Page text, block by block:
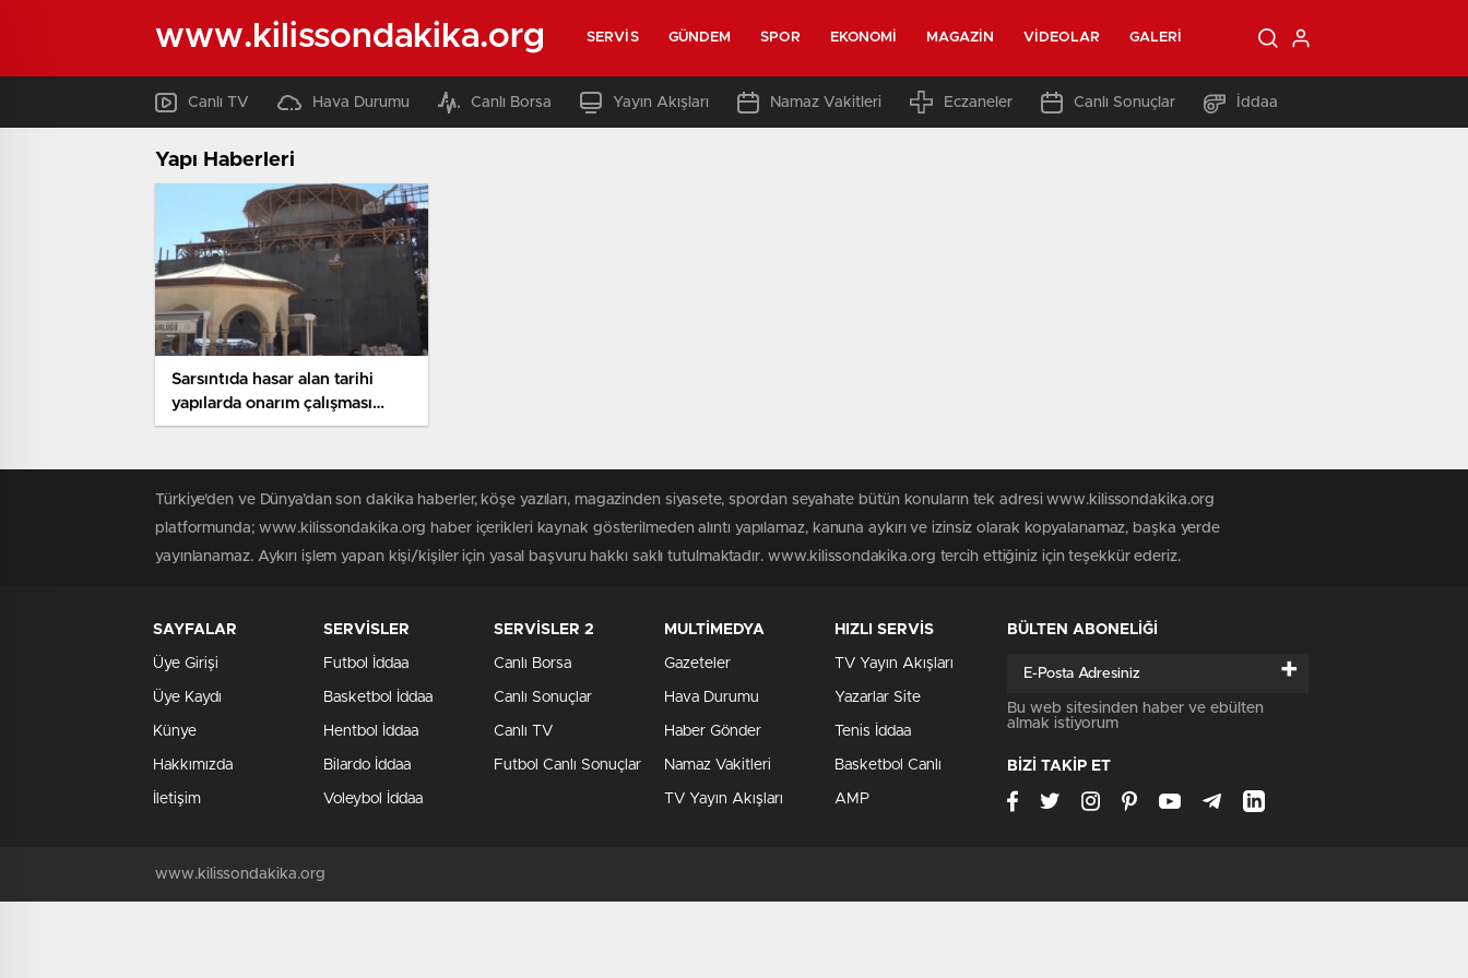
www.kilissondakika.org SERVIS GÜNDEM SPOR EKONOMI MAGAZIN VIDEOLAR GALERI
Canlı TV Hava Durumu Canlı Borsa Yayın Akışları Namaz Vakitleri Eczaneler Canlı Sonuçlar İddaa
Yapı Haberleri
Sarsıntıda hasar alan tarihi
yapılarda onarım çalışması
devam ediyor
Türkiye'den ve Dünya’dan son dakika haberler, köşe yazıları, magazinden siyasete, spordan seyahate bütün konuların tek adresi www.kilissondakika.org
platformunda; www.kilissondakika.org haber içerikleri kaynak gösterilmeden alıntı yapılamaz, kanuna aykırı ve izinsiz olarak kopyalanamaz, başka yerde
yayınlanamaz. Aykırı işlem yapan kişi/kişiler için yasal başvuru hakkı saklı tutulmaktadır. www.kilissondakika.org tercih ettiğiniz için teşekkür ederiz.
SAYFALAR
Üye Girişi
Üye Kaydı
Künye
Hakkımızda
İletişim
SERVİSLER
Futbol İddaa
Basketbol İddaa
Hentbol İddaa
Bilardo İddaa
Voleybol İddaa
SERVİSLER 2
Canlı Borsa
Canlı Sonuçlar
Canlı TV
Futbol Canlı Sonuçlar
MULTİMEDYA
Gazeteler
Hava Durumu
Haber Gönder
Namaz Vakitleri
TV Yayın Akışları
HIZLI SERVİS
TV Yayın Akışları
Yazarlar Site
Tenis İddaa
Basketbol Canlı
AMP
BÜLTEN ABONELİĞİ
+
Bu web sitesinden haber ve ebülten
almak istiyorum
BİZİ TAKİP ET
www.kilissondakika.org